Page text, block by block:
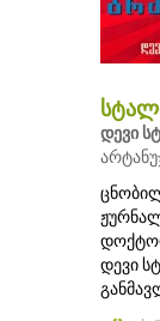
დევი
დევი